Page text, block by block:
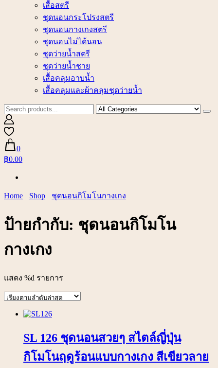
เสื้อสตรี
ชุดนอนกระโปรงสตรี
ชุดนอนกางเกงสตรี
ชุดนอนไม่ได้นอน
ชุดว่ายน้ำสตรี
ชุดว่ายน้ำชาย
เสื้อคลุมอาบน้ำ
เสื้อคลุมและผ้าคลุมชุดว่ายน้ำ
0
฿0.00
Home Shop ชุดนอนกิโมโนกางเกง
ป้ายกำกับ: ชุดนอนกิโมโน
กางเกง
แสดง %d รายการ
SL 126 ชุดนอนสวยๆ สไตล์ญี่ปุ่น
กิโมโนฤดูร้อนแบบกางเกง สีเขียวลาย